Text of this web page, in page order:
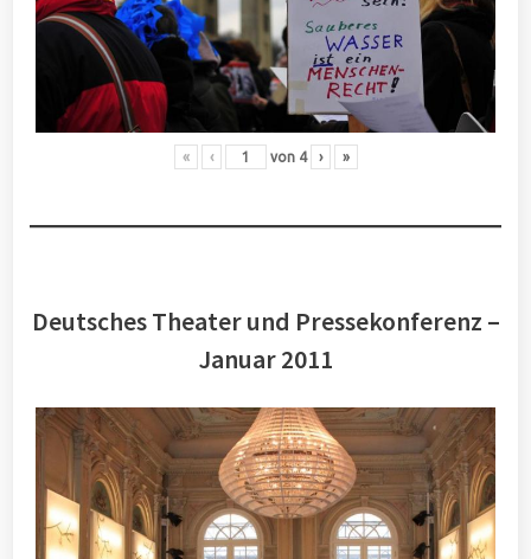
« ‹ von 4 › »
Deutsches Theater und Pressekonferenz –
Januar 2011